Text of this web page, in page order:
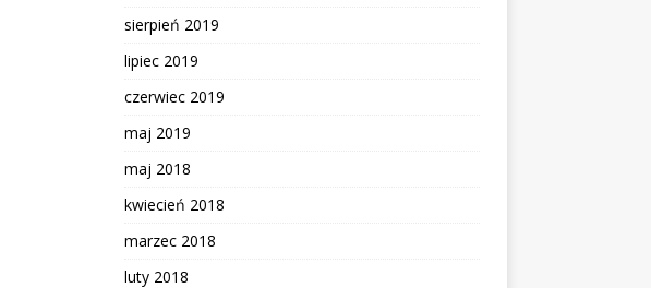
sierpień 2019
lipiec 2019
czerwiec 2019
maj 2019
maj 2018
kwiecień 2018
marzec 2018
luty 2018